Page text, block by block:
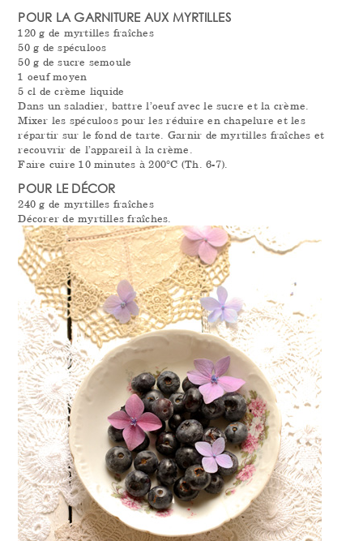
POUR LA GARNITURE AUX MYRTILLES
120 g de myrtilles fraîches
50 g de spéculoos
50 g de sucre semoule
1 oeuf moyen
5 cl de crème liquide
Dans un saladier, battre l’oeuf avec le sucre et la crème.
Mixer les spéculoos pour les réduire en chapelure et les
répartir sur le fond de tarte. Garnir de myrtilles fraîches et
recouvrir de l’appareil à la crème.
Faire cuire 10 minutes à 200°C (Th. 6-7).
POUR LE DÉCOR
240 g de myrtilles fraîches
Décorer de myrtilles fraîches.